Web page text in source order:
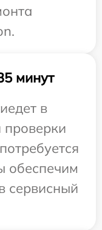
минут
в
проверки
обеспечим
сервисный